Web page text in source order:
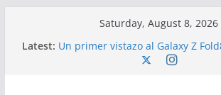
Saturday, August 8, 2026
Latest: Un primer vistazo al Galaxy Z
Z Fold8 y Galaxy Z Flip8